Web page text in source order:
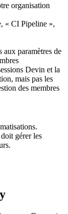
organisation
« CI Pipeline »,
paramètres de
Devin et la
mais pas les
des membres
gérer les